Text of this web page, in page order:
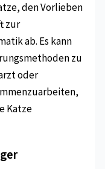
den Vorlieben
zur
ab. Es kann
zu
oder
Katze